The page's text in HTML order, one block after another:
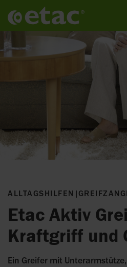
ALLTAGSHILFEN |
Etac Aktiv
Kraftgriff und
Ein Greifer mit